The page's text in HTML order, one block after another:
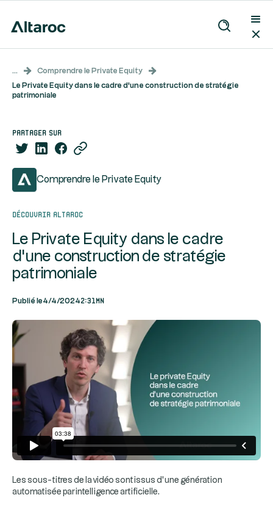
...
Comprendre le Private Equity
Le Private Equity dans le cadre d'une construction de stratégie
patrimoniale
partager sur
Comprendre le Private Equity
Découvrir Altaroc
Le Private Equity dans le cadre
d'une construction de stratégie
patrimoniale
Publié le4/4/20242:31mn
Les sous-titres de la vidéo sont issus d’une génération
automatisée par intelligence artificielle.